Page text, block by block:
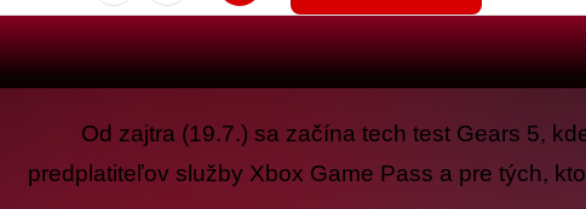
Od zajtra (19.7.) sa začína tech test Gears 5,
predplatiteľov služby Xbox Game Pass a pre tých,